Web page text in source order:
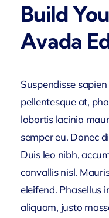
Build
Avada
Suspendisse
pellentesque at,
lobortis lacinia
semper eu. Donec
Duis leo nibh,
convallis nisl.
eleifend. Phasellus
aliquam, justo